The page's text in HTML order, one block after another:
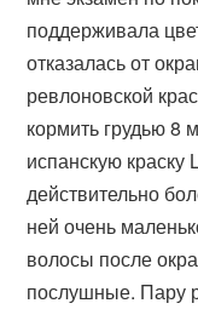
поддерживала
отказалась от
ревлоновской
кормить грудью 8
испанскую краску
действительно
ней очень
волосы после
послушные. Пару